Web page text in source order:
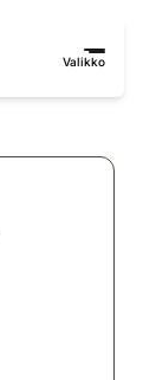
Valikko